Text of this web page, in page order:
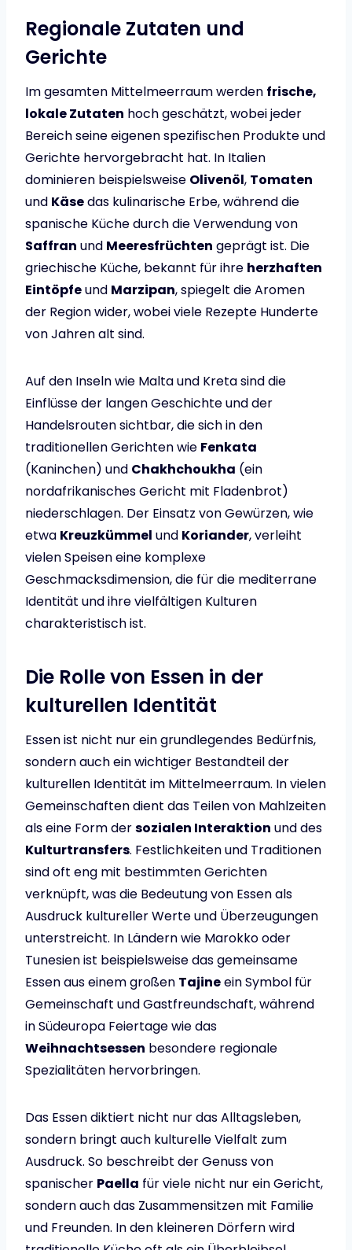
Regionale Zutaten und
Gerichte
Im gesamten Mittelmeerraum werden frische,
lokale Zutaten hoch geschätzt, wobei jeder
Bereich seine eigenen spezifischen Produkte und
Gerichte hervorgebracht hat. In Italien
dominieren beispielsweise Olivenöl, Tomaten
und Käsedas kulinarische Erbe, während die
spanische Küche durch die Verwendung von
Saffran und Meeresfrüchten geprägt ist. Die
griechische Küche, bekannt für ihre herzhaften
Eintöpfeund Marzipan, spiegelt die Aromen
der Region wider, wobei viele Rezepte Hunderte
von Jahren alt sind.
Auf den Inseln wie Malta und Kreta sind die
Einflüsse der langen Geschichte und der
Handelsrouten sichtbar, die sich in den
traditionellen Gerichten wie Fenkata
(Kaninchen) und Chakhchoukha (ein
nordafrikanisches Gericht mit Fladenbrot)
niederschlagen. Der Einsatz von Gewürzen, wie
etwa Kreuzkümmel und Koriander, verleiht
vielen Speisen eine komplexe
Geschmacksdimension, die für die mediterrane
Identität und ihre vielfältigen Kulturen
charakteristisch ist.
Die Rolle von Essen in der
kulturellen Identität
Essen ist nicht nur ein grundlegendes Bedürfnis,
sondern auch ein wichtiger Bestandteil der
kulturellen Identität im Mittelmeerraum. In vielen
Gemeinschaften dient das Teilen von Mahlzeiten
als eine Form dersozialen Interaktion und des
Kulturtransfers. Festlichkeiten und Traditionen
sind oft eng mit bestimmten Gerichten
verknüpft, was die Bedeutung von Essen als
Ausdruck kultureller Werte und Überzeugungen
unterstreicht. In Ländern wie Marokko oder
Tunesien ist beispielsweise das gemeinsame
Essen aus einem großen Tajineein Symbol für
Gemeinschaft und Gastfreundschaft, während
in Südeuropa Feiertage wie das
Weihnachtsessen besondere regionale
Spezialitäten hervorbringen.
Das Essen diktiert nicht nur das Alltagsleben,
sondern bringt auch kulturelle Vielfalt zum
Ausdruck. So beschreibt der Genuss von
spanischer Paella für viele nicht nur ein Gericht,
sondern auch das Zusammensitzen mit Familie
und Freunden. In den kleineren Dörfern wird